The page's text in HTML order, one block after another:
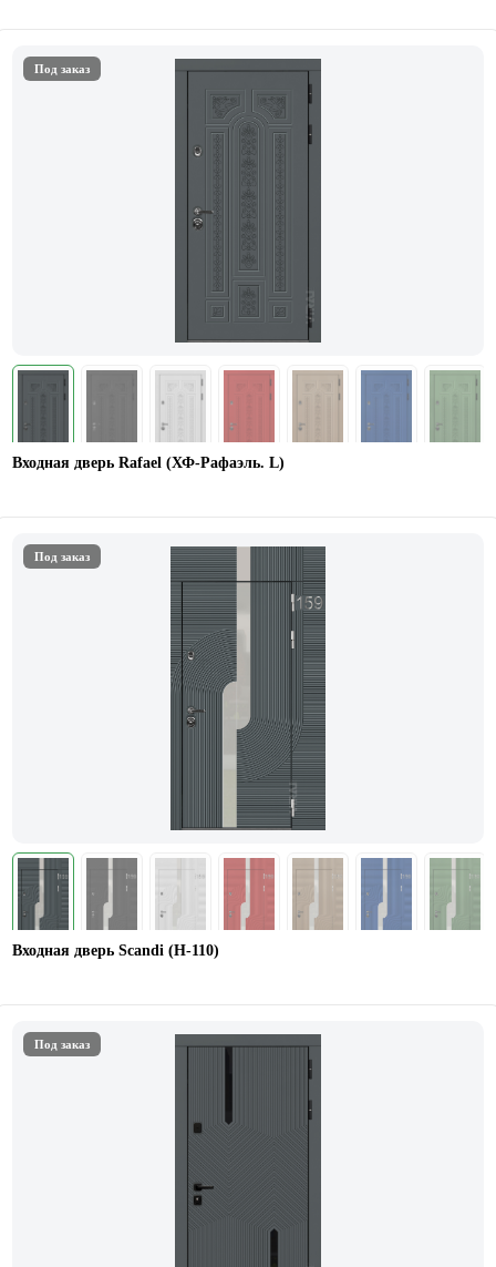
Под заказ
Входная дверь Rafael (ХФ-Рафаэль. L)
Под заказ
Входная дверь Scandi (Н-110)
Под заказ